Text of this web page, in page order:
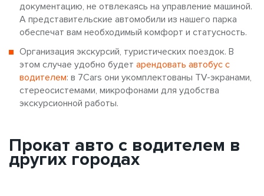
документацию, не отвлекаясь на управление машиной.
А представительские автомобили из нашего парка
обеспечат вам необходимый комфорт и статусность.
Организация экскурсий, туристических поездок. В
этом случае удобно будет арендовать автобус с
водителем: в 7Cars они укомплектованы TV-экранами,
стереосистемами, микрофонами для удобства
экскурсионной работы.
Прокат авто с водителем в
других городах